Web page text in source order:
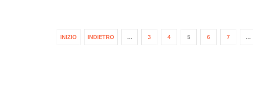
INIZIO INDIETRO … 3 4 5 6 7 …